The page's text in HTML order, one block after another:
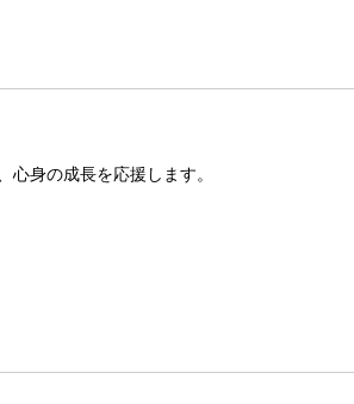
身の成長を応援します。